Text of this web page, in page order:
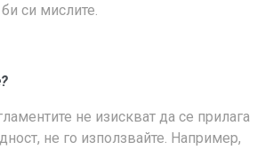
си мислите.
не изискват да се прилага
не го използвайте. Например,